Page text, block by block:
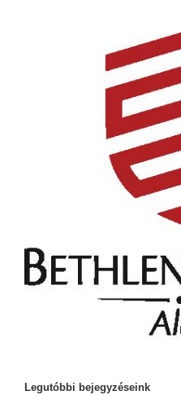
Legutóbbi bejegyzéseink